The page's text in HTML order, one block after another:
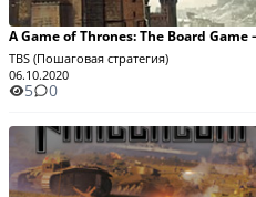
A Game of Thrones: The Board
TBS (Пошаговая стратегия)
06.10.2020
5 0